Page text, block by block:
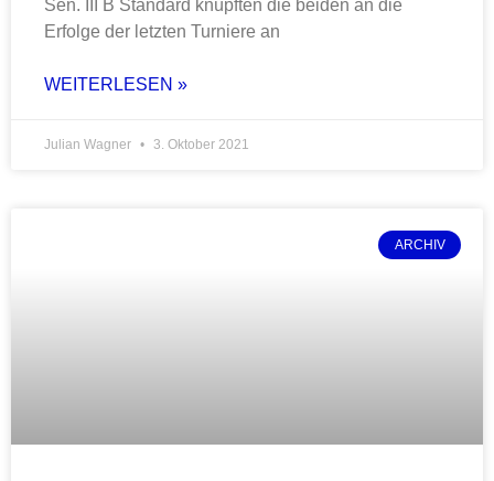
Sen. III B Standard knüpften die beiden an die
Erfolge der letzten Turniere an
WEITERLESEN »
Julian Wagner 3. Oktober 2021
ARCHIV